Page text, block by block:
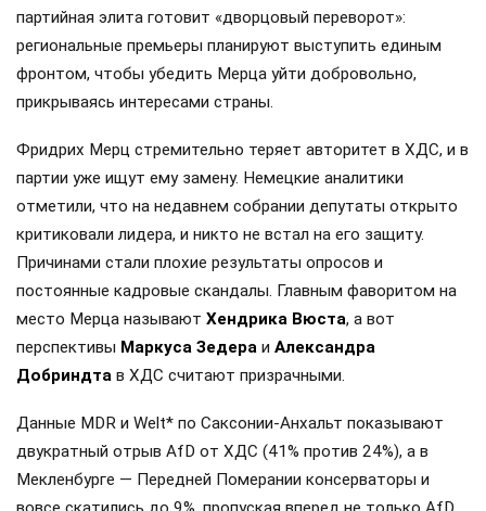
партийная элита готовит «дворцовый переворот»:
региональные премьеры планируют выступить единым
фронтом, чтобы убедить Мерца уйти добровольно,
прикрываясь интересами страны.
Фридрих Мерц стремительно теряет авторитет в ХДС, и в
партии уже ищут ему замену. Немецкие аналитики
отметили, что на недавнем собрании депутаты открыто
критиковали лидера, и никто не встал на его защиту.
Причинами стали плохие результаты опросов и
постоянные кадровые скандалы. Главным фаворитом на
место Мерца называют Хендрика Вюста, а вот
перспективы Маркуса Зедера и Александра
Добриндта в ХДС считают призрачными.
Данные MDR и Welt* по Саксонии-Анхальт показывают
двукратный отрыв AfD от ХДС (41% против 24%), а в
Мекленбурге — Передней Померании консерваторы и